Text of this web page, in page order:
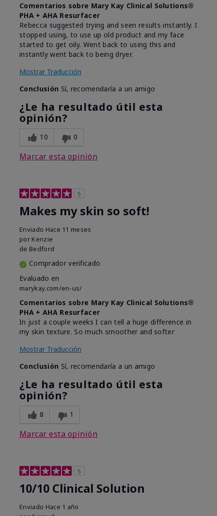
Comentarios sobre Mary Kay Clinical Solutions®
PHA + AHA Resurfacer
Rebecca suggested trying and seen results instantly. I
stopped using, to use up old product and my face
started to get oily. Went back to using this and
instantly went back to being dryer.
Mostrar Traducción
Conclusión Sí, recomendaría a un amigo
¿Le ha resultado útil esta
opinión?
10 0
Marcar esta opinión
5
Makes my skin so soft!
Enviado Hace 11 meses
por Kenzie
de Bedford
Comprador verificado
Evaluado en
marykay.com/en-us/
Comentarios sobre Mary Kay Clinical Solutions®
PHA + AHA Resurfacer
In just a couple weeks I can tell a huge difference in
my skin texture. So much smoother and softer
Mostrar Traducción
Conclusión Sí, recomendaría a un amigo
¿Le ha resultado útil esta
opinión?
8 1
Marcar esta opinión
5
10/10 Clinical Solution
Enviado Hace 1 año